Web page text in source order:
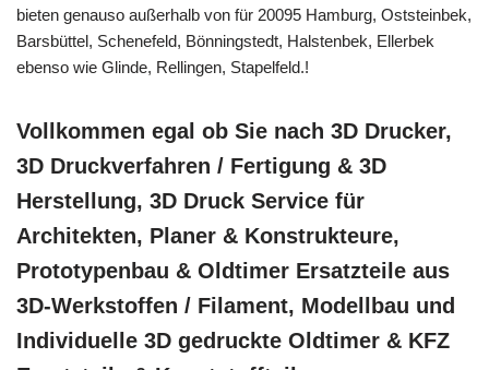
bieten genauso außerhalb von für 20095 Hamburg, Oststeinbek,
Barsbüttel, Schenefeld, Bönningstedt, Halstenbek, Ellerbek
ebenso wie Glinde, Rellingen, Stapelfeld.!
Vollkommen egal ob Sie nach 3D Drucker,
3D Druckverfahren / Fertigung & 3D
Herstellung, 3D Druck Service für
Architekten, Planer & Konstrukteure,
Prototypenbau & Oldtimer Ersatzteile aus
3D-Werkstoffen / Filament, Modellbau und
Individuelle 3D gedruckte Oldtimer & KFZ